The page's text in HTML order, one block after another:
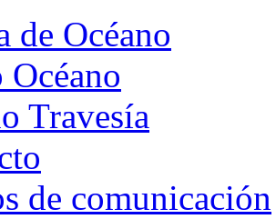
de Océano
Travesía
de comunicación